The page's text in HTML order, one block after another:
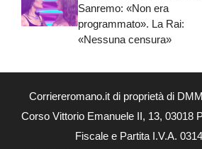
Sanremo: «Non era
programmato». La Rai:
«Nessuna censura»
Corriereromano.it di proprietà di
Corso Vittorio Emanuele II, 13, 03018
Fiscale e Partita I.V.A.